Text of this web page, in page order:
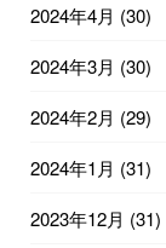
2024年4月 (30)
2024年3月 (30)
2024年2月 (29)
2024年1月 (31)
2023年12月 (31)